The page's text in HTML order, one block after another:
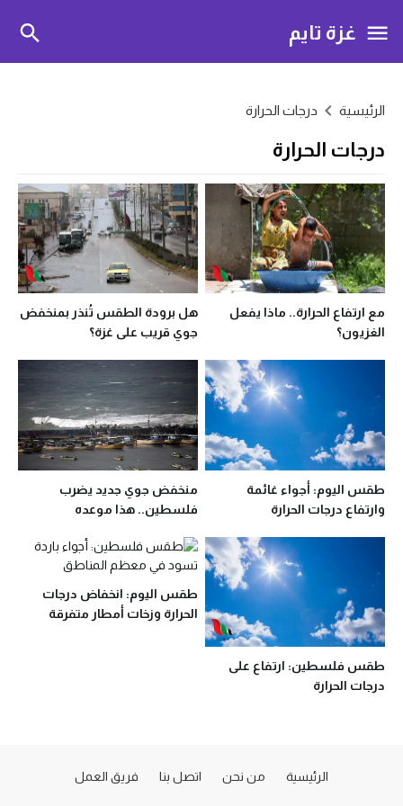
غزة تايم
الرئيسية درجات الحرارة
درجات الحرارة
مع ارتفاع الحرارة.. ماذا يفعل
الغزيون؟
هل برودة الطقس تُنذر بمنخفض
جوي قريب على غزة؟
طقس اليوم: أجواء غائمة
وارتفاع درجات الحرارة
منخفض جوي جديد يضرب
فلسطين.. هذا موعده
طقس فلسطين: ارتفاع على
درجات الحرارة
طقس اليوم: انخفاض درجات
الحرارة وزخات أمطار متفرقة
الرئيسية من نحن اتصل بنا فريق العمل